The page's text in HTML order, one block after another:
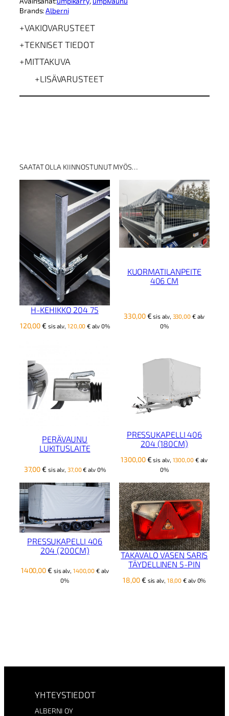
0
2
0
2
U
ä
ä
ä
ä
Brands:Alberni
VAKIOVARUSTEET
TEKNISET TIEDOT
MITTAKUVA
LISÄVARUSTEET
SAATAT OLLA KIINNOSTUNUT MYÖS…
H-KEHIKKO 204 75
120,00€ sis alv, 120,00€ alv 0%
KUORMATILANPEITE
406 CM
330,00€ sis alv, 330,00 €alv
0%
PERÄVAUNU
LUKITUSLAITE
37,00€ sis alv, 37,00€ alv 0%
PRESSUKAPELLI 406
204 (180CM)
1300,00€ sis alv, 1300,00 €alv
0%
PRESSUKAPELLI 406
204 (200CM)
1400,00€ sis alv, 1400,00€alv
0%
TAKAVALO VASEN SARIS
TÄYDELLINEN 5-PIN
18,00€ sis alv, 18,00€ alv 0%
YHTEYSTIEDOT
ALBERNI OY